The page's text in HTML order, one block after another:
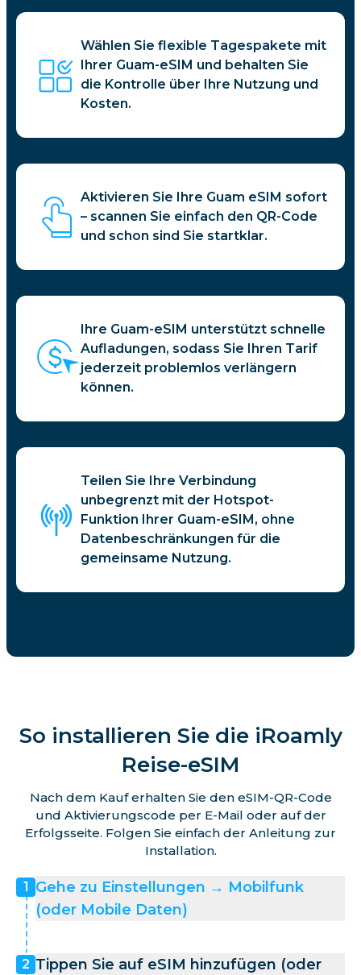
Wählen Sie flexible Tagespakete mit
Ihrer Guam-eSIM und behalten Sie
die Kontrolle über Ihre Nutzung und
Kosten.
Aktivieren Sie Ihre Guam eSIM sofort
– scannen Sie einfach den QR-Code
und schon sind Sie startklar.
Ihre Guam-eSIM unterstützt schnelle
Aufladungen, sodass Sie Ihren Tarif
jederzeit problemlos verlängern
können.
Teilen Sie Ihre Verbindung
unbegrenzt mit der Hotspot-
Funktion Ihrer Guam-eSIM, ohne
Datenbeschränkungen für die
gemeinsame Nutzung.
So installieren Sie die iRoamly
Reise-eSIM
Nach dem Kauf erhalten Sie den eSIM-QR-Code
und Aktivierungscode per E-Mail oder auf der
Erfolgsseite. Folgen Sie einfach der Anleitung zur
Installation.
1 Gehe zu Einstellungen → Mobilfunk
(oder Mobile Daten)
2 Tippen Sie auf eSIM hinzufügen (oder